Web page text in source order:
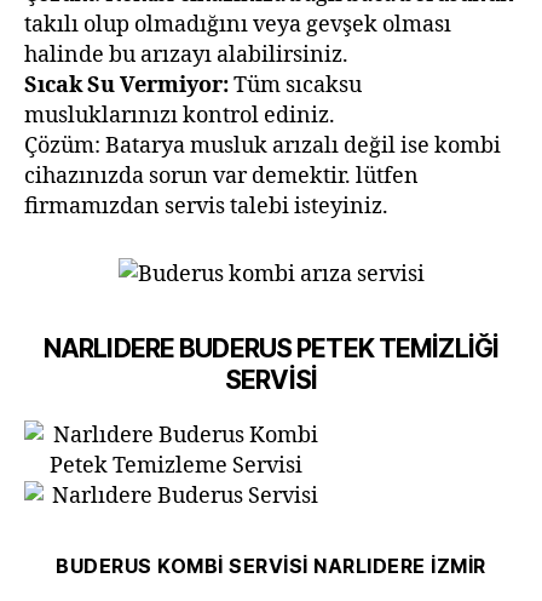
takılı olup olmadığını veya gevşek olması
halinde bu arızayı alabilirsiniz.
Sıcak Su Vermiyor:Tüm sıcaksu
musluklarınızı kontrol ediniz.
Çözüm: Batarya musluk arızalı değil ise kombi
cihazınızda sorun var demektir. lütfen
firmamızdan servis talebi isteyiniz.
NARLIDERE BUDERUS PETEK TEMİZLİĞİ
SERVİSİ
BUDERUS KOMBİ SERVİSİ NARLIDERE İZMİR